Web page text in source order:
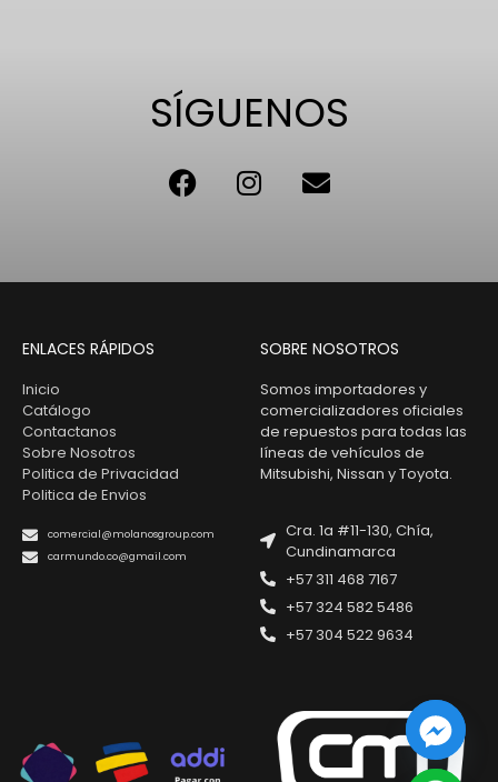
SÍGUENOS
ENLACES RÁPIDOS
Inicio
Catálogo
Contactanos
Sobre Nosotros
Politica de Privacidad
Politica de Envios
comercial@molanosgroup.com
carmundo.co@gmail.com
SOBRE NOSOTROS
Somos importadores y
comercializadores oficiales
de repuestos para todas las
líneas de vehículos de
Mitsubishi, Nissan y Toyota.
Cra. 1a #11-130, Chía,
Cundinamarca
+57 311 468 7167
+57 324 582 5486
+57 304 522 9634